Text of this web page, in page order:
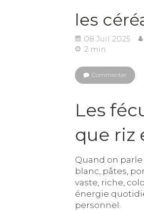
les
08 Juil 2025
2 min.
Commenter
Les
que riz
Quand on
blanc, pâtes,
vaste, riche,
énergie
personnel.